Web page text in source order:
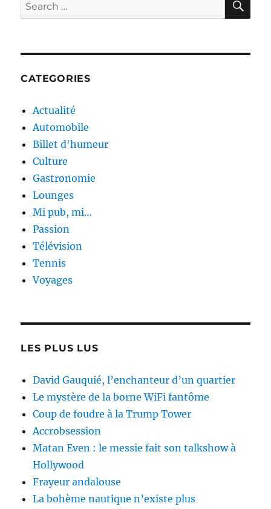
for:
CATEGORIES
Actualité
Automobile
Billet d'humeur
Culture
Gastronomie
Lounges
Mi pub, mi…
Passion
Télévision
Tennis
Voyages
LES PLUS LUS
David Gauquié, l’enchanteur d’un quartier
Le mystère de la borne WiFi fantôme
Coup de foudre à la Trump Tower
Accrobsession
Matan Even : le messie fait son talkshow à
Hollywood
Frayeur andalouse
La bohème nautique n’existe plus